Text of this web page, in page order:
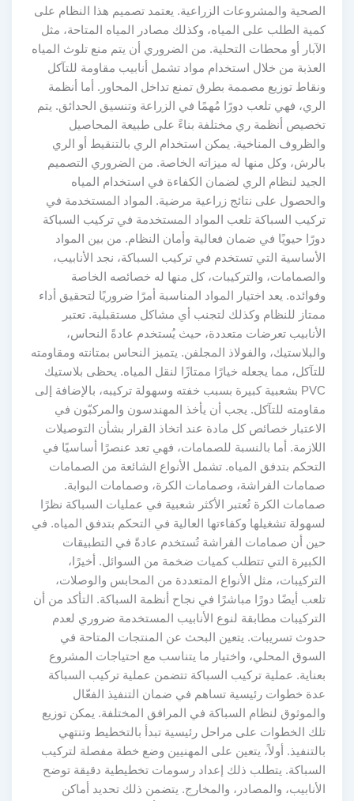
الصحية والمشروعات الزراعية. يعتمد تصميم هذا النظام على
كمية الطلب على المياه، وكذلك مصادر المياه المتاحة، مثل
الآبار أو محطات التحلية. من الضروري أن يتم منع تلوث المياه
العذبة من خلال استخدام مواد تشمل أنابيب مقاومة للتآكل
ونقاط توزيع مصممة بطرق تمنع تداخل المحاور. أما أنظمة
الري، فهي تلعب دورًا مُهمًا في الزراعة وتنسيق الحدائق. يتم
تخصيص أنظمة ري مختلفة بناءً على طبيعة المحاصيل
والظروف المناخية. يمكن استخدام الري بالتنقيط أو الري
بالرش، وكل منها له ميزاته الخاصة. من الضروري التصميم
الجيد لنظام الري لضمان الكفاءة في استخدام المياه
والحصول على نتائج زراعية مرضية. المواد المستخدمة في
تركيب السباكة تلعب المواد المستخدمة في تركيب السباكة
دورًا حيويًا في ضمان فعالية وأمان النظام. من بين المواد
الأساسية التي تستخدم في تركيب السباكة، نجد الأنابيب،
والصمامات، والتركيبات، كل منها له خصائصه الخاصة
وفوائده. يعد اختيار المواد المناسبة أمرًا ضروريًا لتحقيق أداء
ممتاز للنظام وكذلك لتجنب أي مشاكل مستقبلية. تعتبر
الأنابيب تعرضات متعددة، حيث يُستخدم عادةً النحاس،
والبلاستيك، والفولاذ المجلفن. يتميز النحاس بمتانته ومقاومته
للتآكل، مما يجعله خيارًا ممتازًا لنقل المياه. يحظى بلاستيك
PVC بشعبية كبيرة بسبب خفته وسهولة تركيبه، بالإضافة إلى
مقاومته للتآكل. يجب أن يأخذ المهندسون والمركبّون في
الاعتبار خصائص كل مادة عند اتخاذ القرار بشأن التوصيلات
اللازمة. أما بالنسبة للصمامات، فهي تعد عنصرًا أساسيًا في
التحكم بتدفق المياه. تشمل الأنواع الشائعة من الصمامات
صمامات الفراشة، وصمامات الكرة، وصمامات البوابة.
صمامات الكرة تُعتبر الأكثر شعبية في عمليات السباكة نظرًا
لسهولة تشغيلها وكفاءتها العالية في التحكم بتدفق المياه. في
حين أن صمامات الفراشة تُستخدم عادةً في التطبيقات
الكبيرة التي تتطلب كميات ضخمة من السوائل. أخيرًا،
التركيبات، مثل الأنواع المتعددة من المحابس والوصلات،
تلعب أيضًا دورًا مباشرًا في نجاح أنظمة السباكة. التأكد من أن
التركيبات مطابقة لنوع الأنابيب المستخدمة ضروري لعدم
حدوث تسريبات. يتعين البحث عن المنتجات المتاحة في
السوق المحلي، واختيار ما يتناسب مع احتياجات المشروع
بعناية. عملية تركيب السباكة تتضمن عملية تركيب السباكة
عدة خطوات رئيسية تساهم في ضمان التنفيذ الفعّال
والموثوق لنظام السباكة في المرافق المختلفة. يمكن توزيع
تلك الخطوات على مراحل رئيسية تبدأ بالتخطيط وتنتهي
بالتنفيذ. أولاً، يتعين على المهنيين وضع خطة مفصلة لتركيب
السباكة. يتطلب ذلك إعداد رسومات تخطيطية دقيقة توضح
الأنابيب، والمصادر، والمخارج. يتضمن ذلك تحديد أماكن